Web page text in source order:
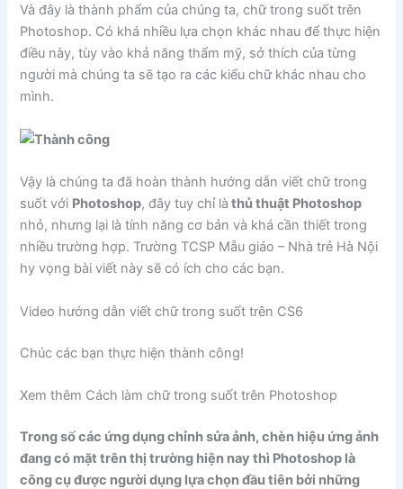
Và đây là thành phẩm của chúng ta, chữ trong suốt trên
Photoshop. Có khá nhiều lựa chọn khác nhau để thực hiện
điều này, tùy vào khả năng thẩm mỹ, sở thích của từng
người mà chúng ta sẽ tạo ra các kiểu chữ khác nhau cho
mình.
Vậy là chúng ta đã hoàn thành hướng dẫn viết chữ trong
suốt với Photoshop, đây tuy chỉ là thủ thuật Photoshop
nhỏ, nhưng lại là tính năng cơ bản và khá cần thiết trong
nhiều trường hợp. Trường TCSP Mẫu giáo – Nhà trẻ Hà Nội
hy vọng bài viết này sẽ có ích cho các bạn.
Video hướng dẫn viết chữ trong suốt trên CS6
Chúc các bạn thực hiện thành công!
Xem thêm Cách làm chữ trong suốt trên Photoshop
Trong số các ứng dụng chỉnh sửa ảnh, chèn hiệu ứng ảnh
đang có mặt trên thị trường hiện nay thì Photoshop là
công cụ được người dụng lựa chọn đầu tiên bởi những